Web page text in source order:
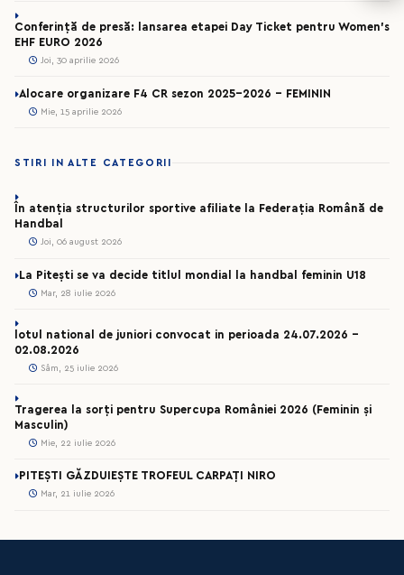
Conferință de presă: lansarea etapei Day Ticket pentru Women’s
EHF EURO 2026
Joi, 30 aprilie 2026
Alocare organizare F4 CR sezon 2025-2026 - FEMININ
Mie, 15 aprilie 2026
STIRI IN ALTE CATEGORII
În atenția structurilor sportive afiliate la Federația Română de
Handbal
Joi, 06 august 2026
La Pitești se va decide titlul mondial la handbal feminin U18
Mar, 28 iulie 2026
lotul national de juniori convocat in perioada 24.07.2026 –
02.08.2026
Sâm, 25 iulie 2026
Tragerea la sorți pentru Supercupa României 2026 (Feminin și
Masculin)
Mie, 22 iulie 2026
PITEȘTI GĂZDUIEȘTE TROFEUL CARPAȚI NIRO
Mar, 21 iulie 2026